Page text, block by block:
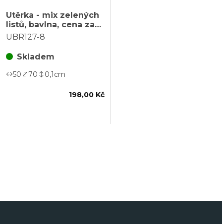
Utěrka - mix zelených
listů, bavlna, cena za
sadu 2 ks v mixu
UBR127-8
Skladem
50 70 0,1cm
198,00 Kč